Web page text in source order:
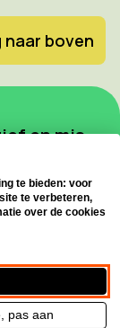
naar boven
en mis
te bieden: voor
te verbeteren,
over de cookies
pas aan